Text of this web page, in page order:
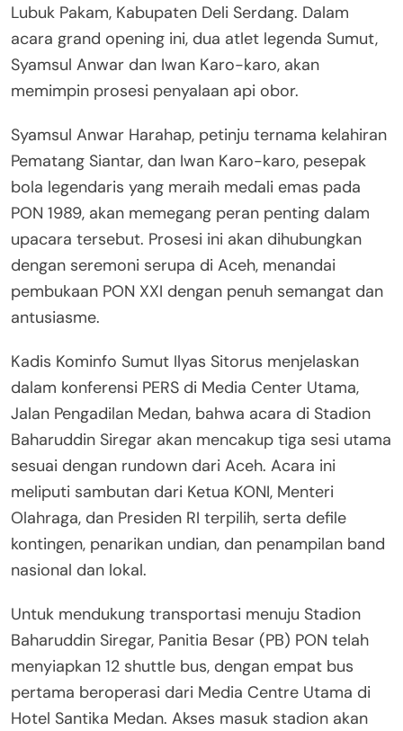
Lubuk Pakam, Kabupaten Deli Serdang. Dalam
acara grand opening ini, dua atlet legenda Sumut,
Syamsul Anwar dan Iwan Karo-karo, akan
memimpin prosesi penyalaan api obor.
Syamsul Anwar Harahap, petinju ternama kelahiran
Pematang Siantar, dan Iwan Karo-karo, pesepak
bola legendaris yang meraih medali emas pada
PON 1989, akan memegang peran penting dalam
upacara tersebut. Prosesi ini akan dihubungkan
dengan seremoni serupa di Aceh, menandai
pembukaan PON XXI dengan penuh semangat dan
antusiasme.
Kadis Kominfo Sumut Ilyas Sitorus menjelaskan
dalam konferensi PERS di Media Center Utama,
Jalan Pengadilan Medan, bahwa acara di Stadion
Baharuddin Siregar akan mencakup tiga sesi utama
sesuai dengan rundown dari Aceh. Acara ini
meliputi sambutan dari Ketua KONI, Menteri
Olahraga, dan Presiden RI terpilih, serta defile
kontingen, penarikan undian, dan penampilan band
nasional dan lokal.
Untuk mendukung transportasi menuju Stadion
Baharuddin Siregar, Panitia Besar (PB) PON telah
menyiapkan 12 shuttle bus, dengan empat bus
pertama beroperasi dari Media Centre Utama di
Hotel Santika Medan. Akses masuk stadion akan